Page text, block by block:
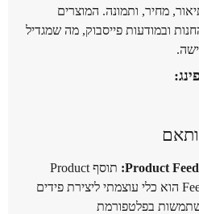
מחיר, ותמונה. המוצרים
ובמודעות פייסבוק, מה שמגדיל
Product
תוסף Product
Feed PRO for WooCommerce הוא כלי עוצמתי ליצירת פידים
בפלטפורמת